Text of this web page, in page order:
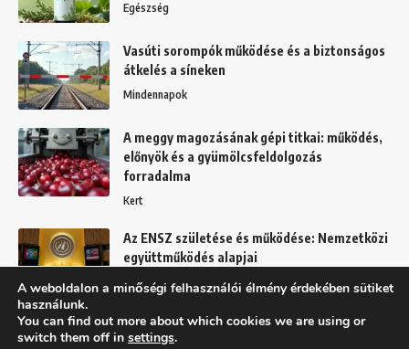
Egészség
Vasúti sorompók működése és a biztonságos
átkelés a síneken
Mindennapok
A meggy magozásának gépi titkai: működés,
előnyök és a gyümölcsfeldolgozás
forradalma
Kert
Az ENSZ születése és működése: Nemzetközi
együttműködés alapjai
Mindennapok
A weboldalon a minőségi felhasználói élmény érdekében sütiket
használunk.
You can find out more about which cookies we are using or
switch them off in settings.